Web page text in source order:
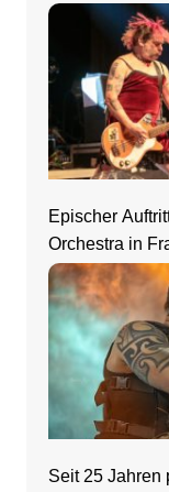
Epischer
Orchestra in
Seit 25 Jahren